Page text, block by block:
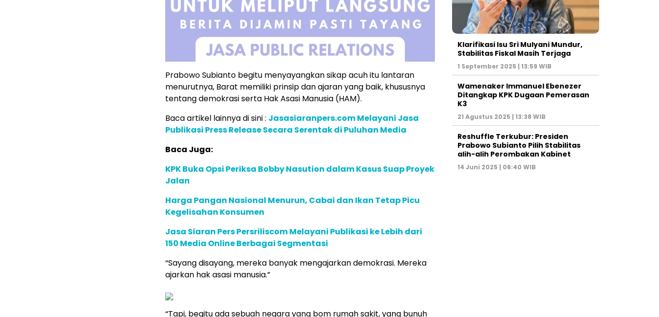
Prabowo Subianto begitu menyayangkan sikap acuh itu lantaran
menurutnya, Barat memiliki prinsip dan ajaran yang baik, khususnya
tentang demokrasi serta Hak Asasi Manusia (HAM).
Baca artikel lainnya di sini : Jasasiaranpers.com Melayani Jasa
Publikasi Press Release Secara Serentak di Puluhan Media
Baca Juga:
KPK Buka Opsi Periksa Bobby Nasution dalam Kasus Suap Proyek
Jalan
Harga Pangan Nasional Menurun, Cabai dan Ikan Tetap Picu
Kegelisahan Konsumen
Jasa Siaran Pers Persriliscom Melayani Publikasi ke Lebih dari
150 Media Online Berbagai Segmentasi
“Sayang disayang, mereka banyak mengajarkan demokrasi. Mereka
ajarkan hak asasi manusia.”
“Tapi, begitu ada sebuah negara yang bom rumah sakit, yang bunuh
Klarifikasi Isu Sri Mulyani Mundur,
Stabilitas Fiskal Masih Terjaga
1 September 2025 | 13:59 WIB
Wamenaker Immanuel Ebenezer
Ditangkap KPK Dugaan Pemerasan
K3
21 Agustus 2025 | 13:38 WIB
Reshuffle Terkubur: Presiden
Prabowo Subianto Pilih Stabilitas
alih-alih Perombakan Kabinet
14 Juni 2025 | 06:40 WIB